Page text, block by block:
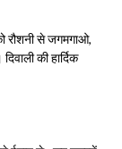
रौशनी से जगमगाओ,
की हार्दिक